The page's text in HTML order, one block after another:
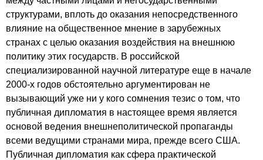
структурами, вплоть до оказания непосредственного
влияние на общественное мнение в зарубежных
странах с целью оказания воздействия на внешнюю
политику этих государств. В российской
специализированной научной литературе еще в начале
2000-х годов обстоятельно аргументирован не
вызывающий уже ни у кого сомнения тезис о том, что
публичная дипломатия в настоящее время является
основой ведения внешнеполитической пропаганды
всеми ведущими странами мира, прежде всего США.
Публичная дипломатия как сфера практической